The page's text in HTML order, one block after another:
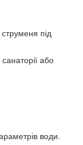
під
або
води.